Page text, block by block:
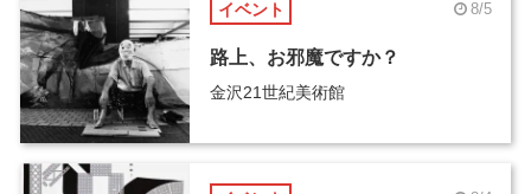
イベント 8/5
路上、お邪魔ですか？
金沢21世紀美術館